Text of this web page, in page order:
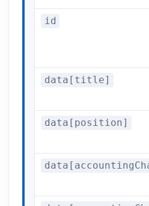
id
data[title]
data[position]